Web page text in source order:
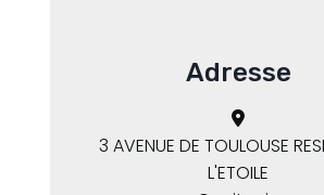
Adresse
3 AVENUE DE TOULOUSE
L'ETOILE